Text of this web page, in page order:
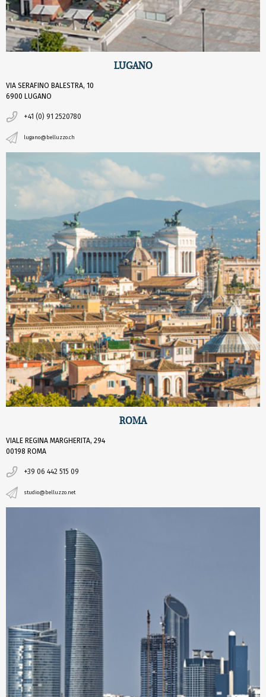
LUGANO
VIA SERAFINO BALESTRA, 10
6900 LUGANO
+41 (0) 91 2520780
lugano@belluzzo.ch
ROMA
VIALE REGINA MARGHERITA, 294
00198 ROMA
+39 06 442 515 09
studio@belluzzo.net